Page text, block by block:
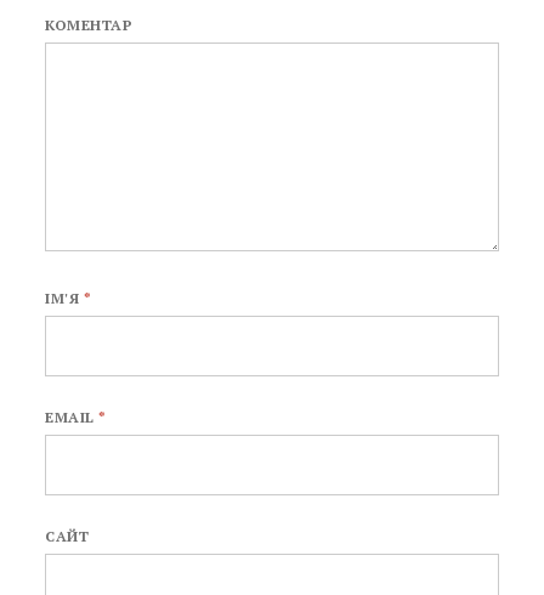
КОМЕНТАР
ІМ'Я *
EMAIL*
САЙТ